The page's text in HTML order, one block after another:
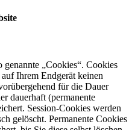
genannte „Cookies“. Cookies
Ihrem Endgerät keinen
für die Dauer
dauerhaft (permanente
Session-Cookies werden
gelöscht. Permanente Cookies